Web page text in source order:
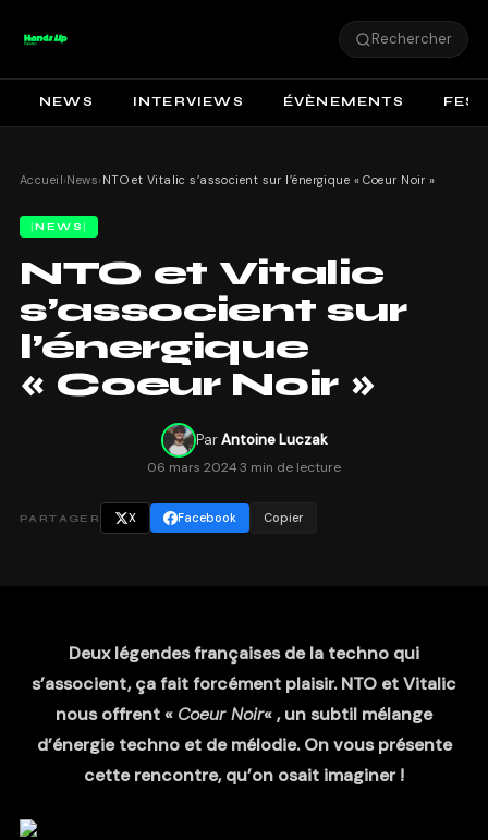
Rechercher
NEWS INTERVIEWS ÉVÈNEMENTS
Accueil›News› NTO et Vitalic s’associent sur l’énergique « Coeur Noir »
NEWS
NTO et Vitalic
s’associent sur
l’énergique
« Coeur Noir »
ParAntoine Luczak
06 mars 20243 min de lecture
PARTAGER X Facebook Copier
Deux légendes françaises de la techno qui
s’associent, ça fait forcément plaisir. NTO et Vitalic
nous offrent « Coeur Noir« , un subtil mélange
d’énergie techno et de mélodie. On vous présente
cette rencontre, qu’on osait imaginer !